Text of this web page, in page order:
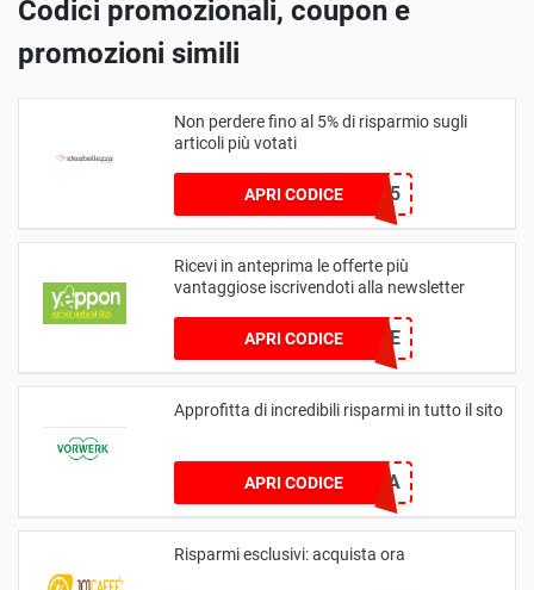
Codici promozionali, coupon e
promozioni simili
Non perdere fino al 5% di risparmio sugli
articoli più votati
APRI CODICEEXTRA5
Ricevi in anteprima le offerte più
vantaggiose iscrivendoti alla newsletter
APRI CODICEWELCOME
Approfitta di incredibili risparmi in tutto il sito
APRI CODICEEXTRA
Risparmi esclusivi: acquista ora